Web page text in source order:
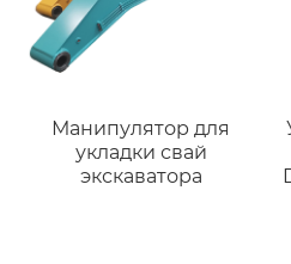
Манипулятор для
укладки свай
экскаватора